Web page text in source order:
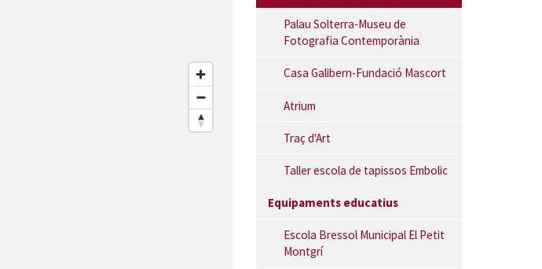
Palau Solterra-Museu de
Fotografia Contemporània
Casa Galibern-Fundació Mascort
Atrium
Traç d'Art
Taller escola de tapissos Embolic
Equipaments educatius
Escola Bressol Municipal El Petit
Montgrí